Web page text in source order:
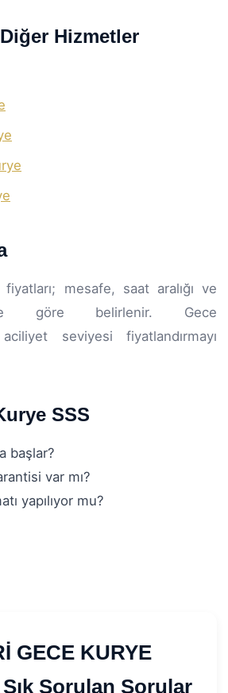
Hizmetler
mesafe, saat aralığı ve
göre belirlenir. Gece
aciliyet seviyesi fiyatlandırmayı
SSS
başlar?
var mı?
yapılıyor mu?
GECE KURYE
Sık Sorulan Sorular